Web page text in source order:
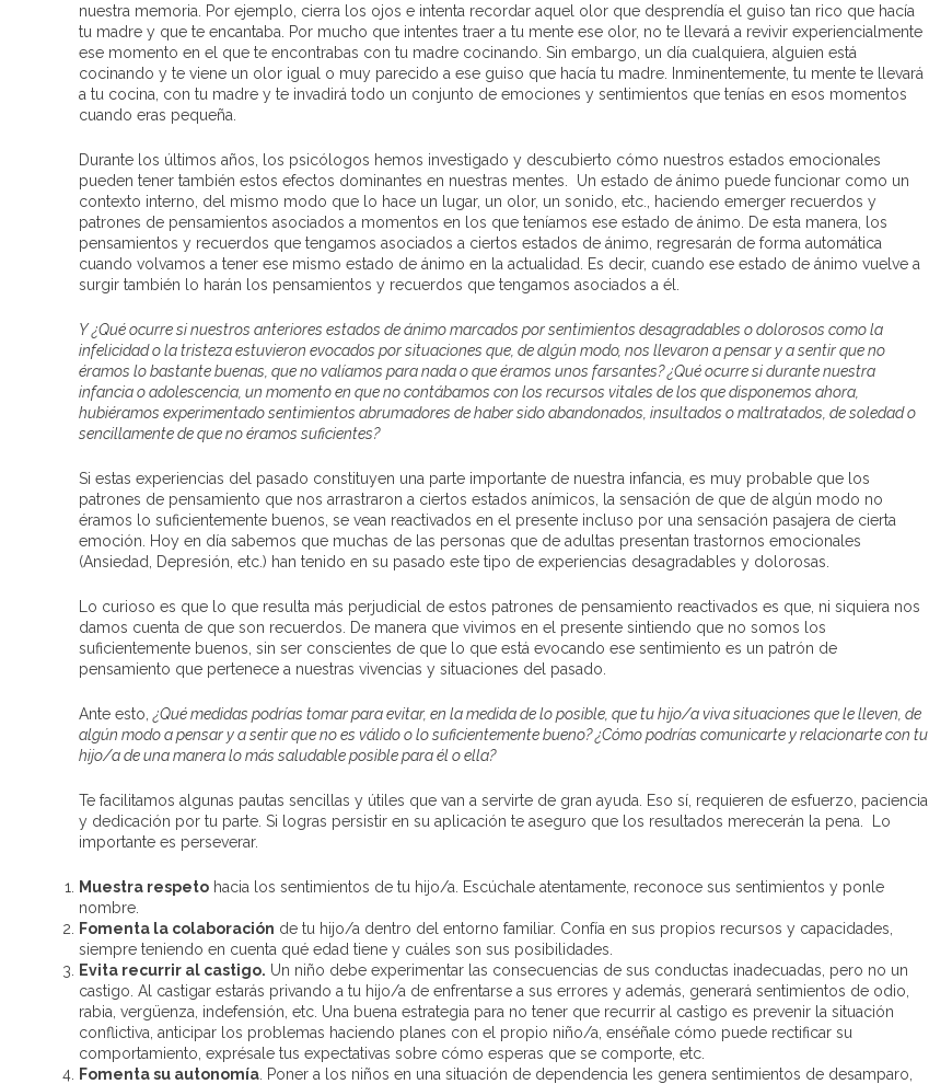
nuestra memoria. Por ejemplo, cierra los ojos e intenta recordar aquel olor que desprendía el guiso tan rico que hacía
tu madre y que te encantaba. Por mucho que intentes traer a tu mente ese olor, no te llevará a revivir experiencialmente
ese momento en el que te encontrabas con tu madre cocinando. Sin embargo, un día cualquiera, alguien está
cocinando y te viene un olor igual o muy parecido a ese guiso que hacía tu madre. Inminentemente, tu mente te llevará
a tu cocina, con tu madre y te invadirá todo un conjunto de emociones y sentimientos que tenías en esos momentos
cuando eras pequeña.
Durante los últimos años, los psicólogos hemos investigado y descubierto cómo nuestros estados emocionales
pueden tener también estos efectos dominantes en nuestras mentes. Un estado de ánimo puede funcionar como un
contexto interno, del mismo modo que lo hace un lugar, un olor, un sonido, etc., haciendo emerger recuerdos y
patrones de pensamientos asociados a momentos en los que teníamos ese estado de ánimo. De esta manera, los
pensamientos y recuerdos que tengamos asociados a ciertos estados de ánimo, regresarán de forma automática
cuando volvamos a tener ese mismo estado de ánimo en la actualidad. Es decir, cuando ese estado de ánimo vuelve a
surgir también lo harán los pensamientos y recuerdos que tengamos asociados a él.
Y ¿Qué ocurre si nuestros anteriores estados de ánimo marcados por sentimientos desagradables o dolorosos como la
infelicidad o la tristeza estuvieron evocados por situaciones que, de algún modo, nos llevaron a pensar y a sentir que no
éramos lo bastante buenas, que no valíamos para nada o que éramos unos farsantes? ¿Qué ocurre si durante nuestra
infancia o adolescencia, un momento en que no contábamos con los recursos vitales de los que disponemos ahora,
hubiéramos experimentado sentimientos abrumadores de haber sido abandonados, insultados o maltratados, de soledad o
sencillamente de que no éramos suficientes?
Si estas experiencias del pasado constituyen una parte importante de nuestra infancia, es muy probable que los
patrones de pensamiento que nos arrastraron a ciertos estados anímicos, la sensación de que de algún modo no
éramos lo suficientemente buenos, se vean reactivados en el presente incluso por una sensación pasajera de cierta
emoción. Hoy en día sabemos que muchas de las personas que de adultas presentan trastornos emocionales
(Ansiedad, Depresión, etc.) han tenido en su pasado este tipo de experiencias desagradables y dolorosas.
Lo curioso es que lo que resulta más perjudicial de estos patrones de pensamiento reactivados es que, ni siquiera nos
damos cuenta de que son recuerdos. De manera que vivimos en el presente sintiendo que no somos los
suficientemente buenos, sin ser conscientes de que lo que está evocando ese sentimiento es un patrón de
pensamiento que pertenece a nuestras vivencias y situaciones del pasado.
Ante esto, ¿Qué medidas podrías tomar para evitar, en la medida de lo posible, que tu hijo/a viva situaciones que le lleven, de
algún modo a pensar y a sentir que no es válido o lo suficientemente bueno? ¿Cómo podrías comunicarte y relacionarte con tu
hijo/a de una manera lo más saludable posible para él o ella?
Te facilitamos algunas pautas sencillas y útiles que van a servirte de gran ayuda. Eso sí, requieren de esfuerzo, paciencia
y dedicación por tu parte. Si logras persistir en su aplicación te aseguro que los resultados merecerán la pena. Lo
importante es perseverar.
Muestra respeto hacia los sentimientos de tu hijo/a. Escúchale atentamente, reconoce sus sentimientos y ponle
nombre.
Fomenta la colaboración de tu hijo/a dentro del entorno familiar. Confía en sus propios recursos y capacidades,
siempre teniendo en cuenta qué edad tiene y cuáles son sus posibilidades.
Evita recurrir al castigo. Un niño debe experimentar las consecuencias de sus conductas inadecuadas, pero no un
castigo. Al castigar estarás privando a tu hijo/a de enfrentarse a sus errores y además, generará sentimientos de odio,
rabia, vergüenza, indefensión, etc. Una buena estrategia para no tener que recurrir al castigo es prevenir la situación
conflictiva, anticipar los problemas haciendo planes con el propio niño/a, enséñale cómo puede rectificar su
comportamiento, exprésale tus expectativas sobre cómo esperas que se comporte, etc.
Fomenta su autonomía . Poner a los niños en una situación de dependencia les genera sentimientos de desamparo,